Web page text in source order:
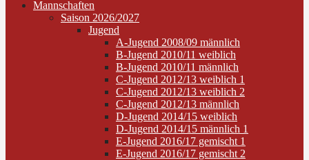
Mannschaften
Saison 2026/2027
Jugend
A-Jugend 2008/09 männlich
B-Jugend 2010/11 weiblich
B-Jugend 2010/11 männlich
C-Jugend 2012/13 weiblich 1
C-Jugend 2012/13 weiblich 2
C-Jugend 2012/13 männlich
D-Jugend 2014/15 weiblich
D-Jugend 2014/15 männlich 1
E-Jugend 2016/17 gemischt 1
E-Jugend 2016/17 gemischt 2